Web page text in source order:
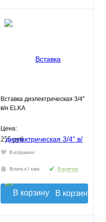
Вставка диэлектрическая 3/4"
в/н ELKA
Цена:
255 руб.
В избранное
Купить в 1 клик В наличии
В корзину